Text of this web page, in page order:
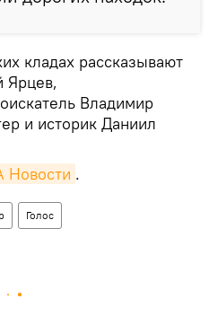
кладах рассказывают
Ярцев,
Владимир
и историк Даниил
Новости .
Голос